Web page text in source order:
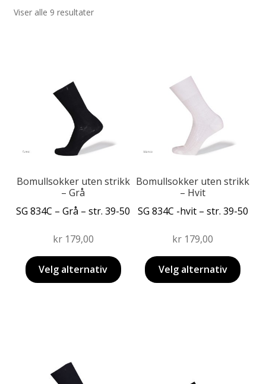
Produkter
Viser alle 9 resultater
Bomullsokker uten strikk
– Grå
SG 834C – Grå – str. 39-50
kr179,00
Velg alternativ
flere
varianter.
Alternativene
kan
velges
produktsiden Bomullsokker uten strikk
– Hvit
SG 834C -hvit – str. 39-50
kr 179,00
Velg alternativ
har
flere
varianter.
Alternativene
kan
velges
produktsiden
har
flere